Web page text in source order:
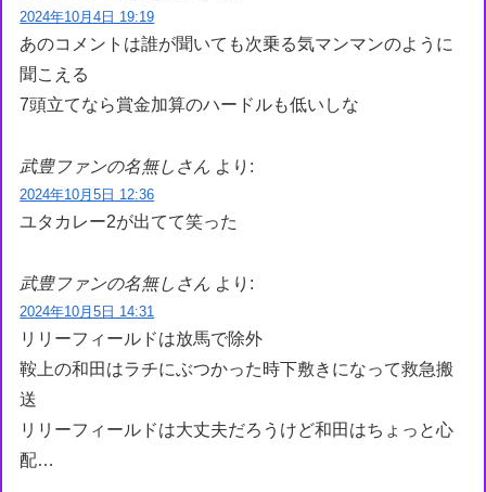
2024年10月4日 19:19
あのコメントは誰が聞いても次乗る気マンマンのように
聞こえる
7頭立てなら賞金加算のハードルも低いしな
武豊ファンの名無しさん より:
2024年10月5日 12:36
ユタカレー2が出てて笑った
武豊ファンの名無しさん より:
2024年10月5日 14:31
リリーフィールドは放馬で除外
鞍上の和田はラチにぶつかった時下敷きになって救急搬
送
リリーフィールドは大丈夫だろうけど和田はちょっと心
配…